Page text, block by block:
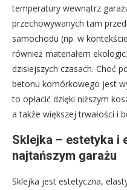
temperatury wewnątrz
przechowywanych tam
samochodu (np. w
również materiałem
dzisiejszych czasach. Choć
betonu komórkowego jest
to opłacić dzięki niższym
a także większej trwałości i
Sklejka – estetyka i
najtańszym garażu
Sklejka jest estetyczna,